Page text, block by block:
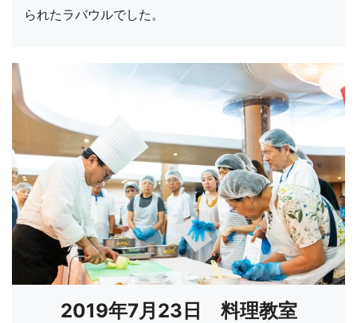
られたラバウルでした。
2019年7月23日 料理教室